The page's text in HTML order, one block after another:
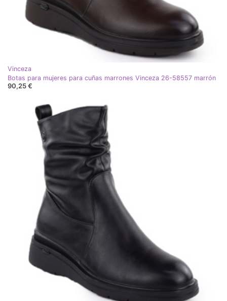
Vinceza
Botas para mujeres para cuñas marrones Vinceza 26-58557 marrón
90,25 €